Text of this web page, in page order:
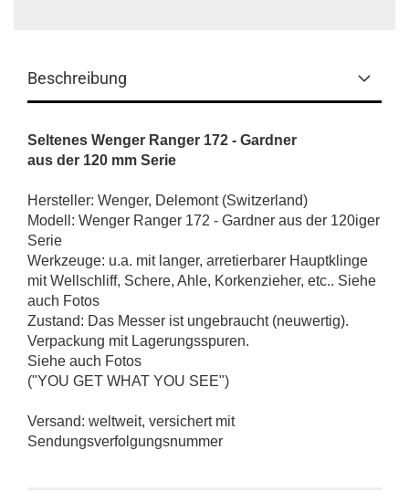
Beschreibung
Seltenes Wenger Ranger 172 - Gardner
aus der 120 mm Serie
Hersteller: Wenger, Delemont (Switzerland)
Modell: Wenger Ranger 172 - Gardner aus der 120iger
Serie
Werkzeuge: u.a. mit langer, arretierbarer Hauptklinge
mit Wellschliff, Schere, Ahle, Korkenzieher, etc.. Siehe
auch Fotos
Zustand: Das Messer ist ungebraucht (neuwertig).
Verpackung mit Lagerungsspuren.
Siehe auch Fotos
("YOU GET WHAT YOU SEE")
Versand: weltweit, versichert mit
Sendungsverfolgungsnummer